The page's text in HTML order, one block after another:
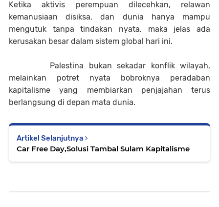
Ketika aktivis perempuan dilecehkan, relawan
kemanusiaan disiksa, dan dunia hanya mampu
mengutuk tanpa tindakan nyata, maka jelas ada
kerusakan besar dalam sistem global hari ini.
Palestina bukan sekadar konflik wilayah,
melainkan potret nyata bobroknya peradaban
kapitalisme yang membiarkan penjajahan terus
berlangsung di depan mata dunia.
Artikel Selanjutnya
Car Free Day,Solusi Tambal Sulam Kapitalisme